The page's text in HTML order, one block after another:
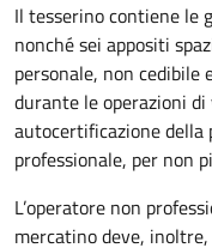
Il tesserino contiene le
nonché sei appositi
personale, non cedibile
durante le operazioni
autocertificazione della
professionale, per non
L’operatore non
mercatino deve,